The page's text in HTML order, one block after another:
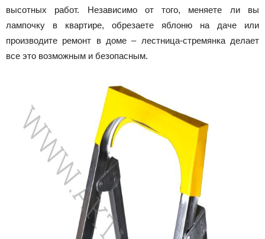
высотных работ. Независимо от того, меняете ли вы
лампочку в квартире, обрезаете яблоню на даче или
производите ремонт в доме – лестница-стремянка делает
все это возможным и безопасным.